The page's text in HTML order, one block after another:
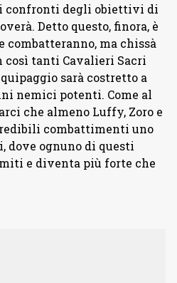
confronti degli obiettivi di
Detto questo, finora, è
combatteranno, ma chissà
così tanti Cavalieri Sacri
sarà costretto a
nemici potenti. Come al
che almeno Luffy, Zoro e
combattimenti uno
dove ognuno di questi
e diventa più forte che